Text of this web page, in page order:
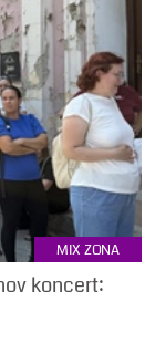
MIX ZONA
koncert: